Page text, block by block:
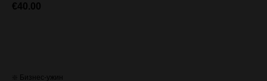
€40.00
❇️ Бизнес-ужин